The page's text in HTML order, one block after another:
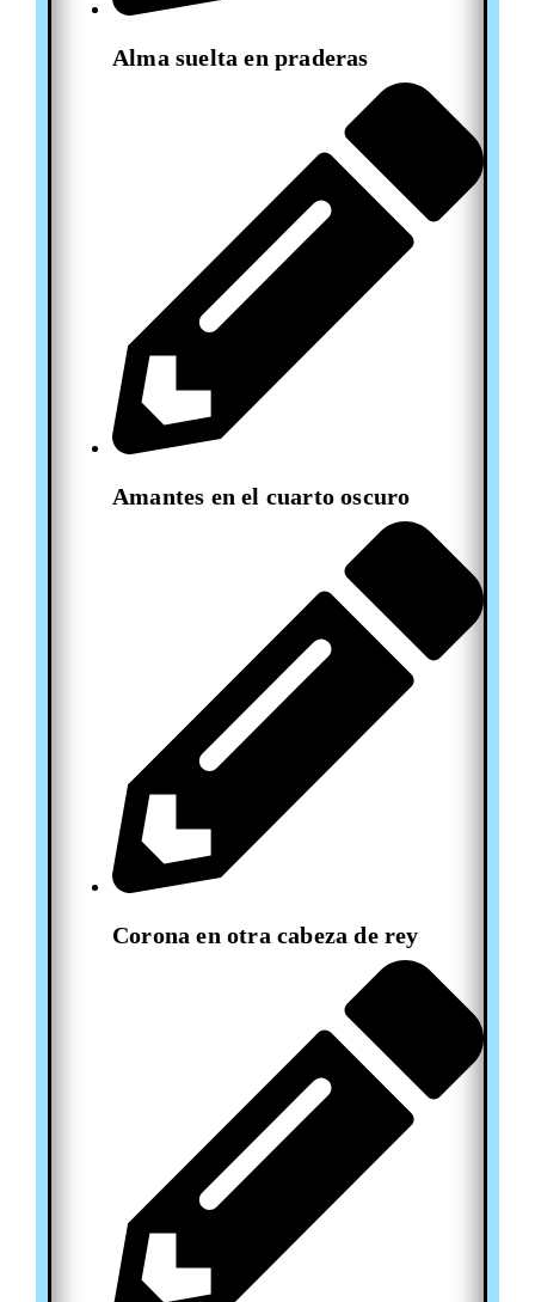
Alma suelta en praderas
Amantes en el cuarto oscuro
Corona en otra cabeza de rey